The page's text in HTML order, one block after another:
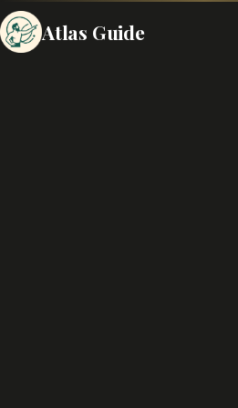
Atlas Guide